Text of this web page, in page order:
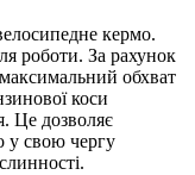
кермо.
роботи. За рахунок
обхват
коси
Це дозволяє
у свою чергу